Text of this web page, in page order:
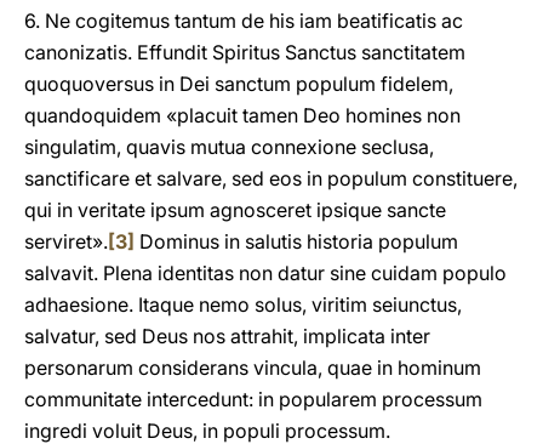
6. Ne cogitemus tantum de his iam beatificatis ac
canonizatis. Effundit Spiritus Sanctus sanctitatem
quoquoversus in Dei sanctum populum fidelem,
quandoquidem «placuit tamen Deo homines non
singulatim, quavis mutua connexione seclusa,
sanctificare et salvare, sed eos in populum constituere,
qui in veritate ipsum agnosceret ipsique sancte
serviret».[3] Dominus in salutis historia populum
salvavit. Plena identitas non datur sine cuidam populo
adhaesione. Itaque nemo solus, viritim seiunctus,
salvatur, sed Deus nos attrahit, implicata inter
personarum considerans vincula, quae in hominum
communitate intercedunt: in popularem processum
ingredi voluit Deus, in populi processum.